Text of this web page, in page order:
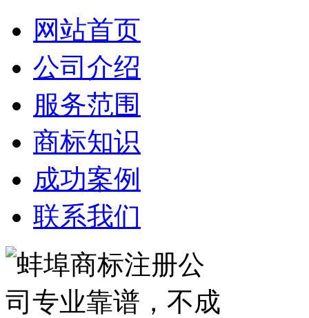
网站首页
公司介绍
服务范围
商标知识
成功案例
联系我们